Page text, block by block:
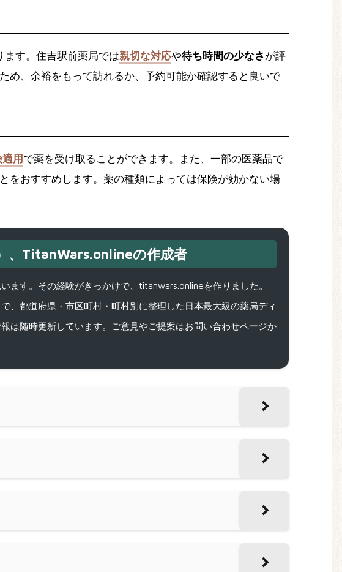
ます。住吉駅前薬局では親切な対応や待ち時間の少なさが評
め、余裕をもって訪れるか、予約可能か確認すると良いで
用 で薬を受け取ることができます。また、一部の医薬品で
をおすすめします。薬の種類によっては保険が効かない場
、TitanWars.onlineの作成者
ます。その経験がきっかけで、titanwars.onlineを作りました。
、都道府県・市区町村・町村別に整理した日本最大級の薬局ディ
は随時更新しています。ご意見やご提案はお問い合わせページか